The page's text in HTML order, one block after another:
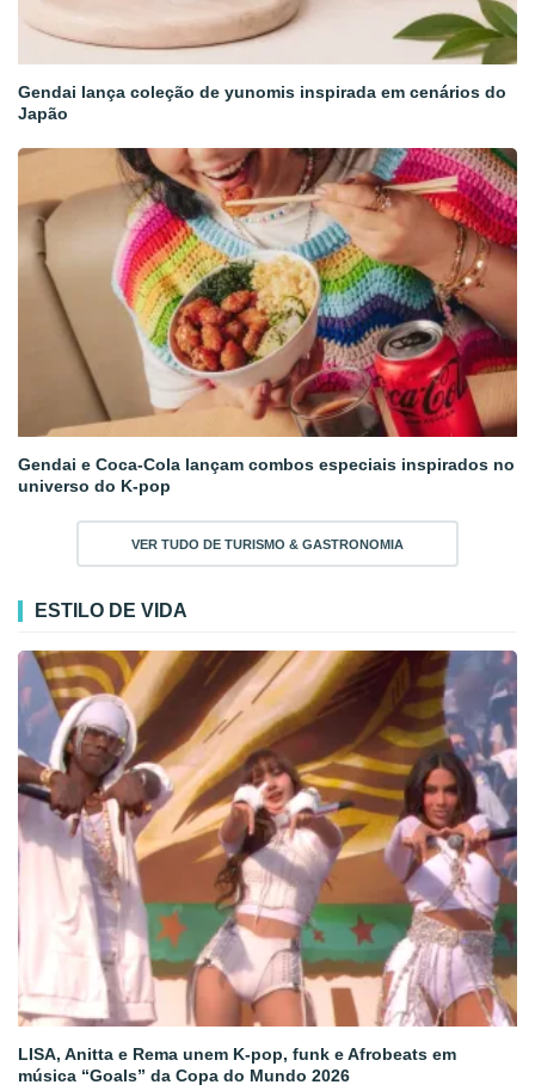
Gendai lança coleção de yunomis inspirada em cenários do
Japão
Gendai e Coca-Cola lançam combos especiais inspirados no
universo do K-pop
VER TUDO DE TURISMO & GASTRONOMIA
ESTILO DE VIDA
LISA, Anitta e Rema unem K-pop, funk e Afrobeats em
música “Goals” da Copa do Mundo 2026